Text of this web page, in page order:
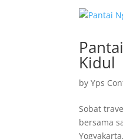
Kidul
byYps
Sobat
bersama